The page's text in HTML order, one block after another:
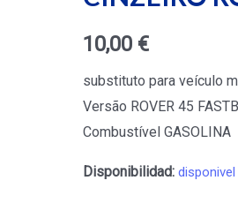
10,00 €
substituto para veículo
Versão ROVER 45
Combustível GASOLINA
Disponibilidad: disponivel